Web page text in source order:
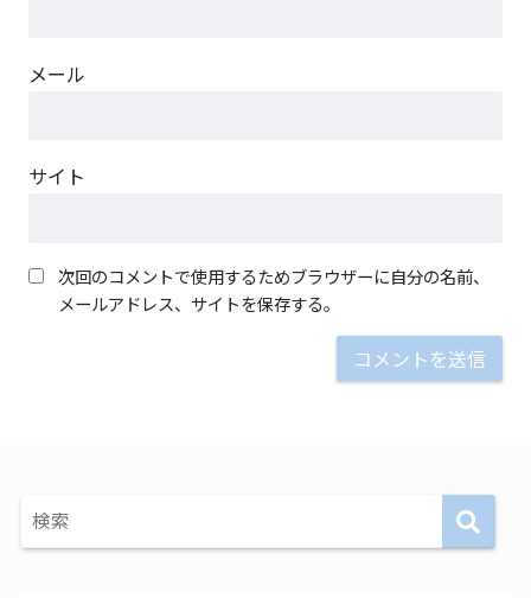
メール
サイト
次回のコメントで使用するためブラウザーに自分の名前、
メールアドレス、サイトを保存する。